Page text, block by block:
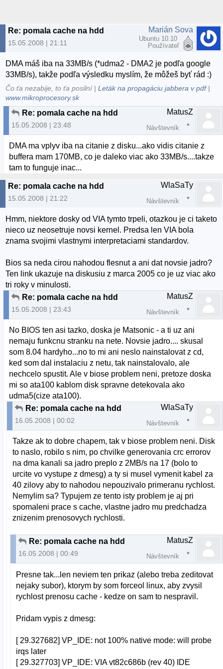
Re: pomala cache na hdd
15.05.2008 | 21:11
Marián Sova
Ubuntu 10.10
Používateľ
DMA máš iba na 33MB/s (*udma2 - DMA2 je podľa google
33MB/s), takže podľa výsledku myslím, že môžeš byť rád :)
Čo ťa nezabije, to ťa posilní |Leták na propagáciu jabbera v pdf|
www.mikroprocesory.sk
Re: pomala cache na hdd
15.05.2008 | 23:48
MatusZ
Návštevník
DMA ma vplyv iba na citanie z disku...ako vidis citanie z
buffera mam 170MB, co je daleko viac ako 33MB/s....takze
tam to funguje inac...
Re: pomala cache na hdd
15.05.2008 | 21:22
WlaSaTy
Návštevník
Hmm, niektore dosky od VIA tymto trpeli, otazkou je ci taketo
nieco uz neosetruje novsi kernel. Predsa len VIA bola
znama svojimi vlastnymi interpretaciami standardov.
Bios sa neda cirou nahodou flesnut a ani dat novsie jadro?
Ten link ukazuje na diskusiu z marca 2005 co je uz viac ako
tri roky v minulosti.
Re: pomala cache na hdd
15.05.2008 | 23:43
MatusZ
Návštevník
No BIOS ten asi tazko, doska je Matsonic - a ti uz ani
nemaju funkcnu stranku na nete. Novsie jadro.... skusal
som 8.04 hardyho...no to mi ani neslo nainstalovat z cd,
ked som dal instalaciu z netu, tak nainstalovalo, ale
nechcelo spustit. Ale v biose problem neni, pretoze doska
mi so ata100 kablom disk spravne detekovala ako
udma5(cize ata100).
Re: pomala cache na hdd
16.05.2008 | 00:02
WlaSaTy
Návštevník
Takze ak to dobre chapem, tak v biose problem neni. Disk
to naslo, robilo s nim, po chvilke generovania crc errorov
na dma kanali sa jadro preplo z 2MB/s na 17 (bolo to
urcite vo vystupe z dmesg) a ty si musel vymenit kabel za
40 zilovy aby to nahodou nepouzivalo primeranu rychlost.
Nemylim sa? Typujem ze tento isty problem je aj pri
spomaleni prace s cache, vlastne jadro mu predchadza
znizenim prenosovych rychlosti.
Re: pomala cache na hdd
16.05.2008 | 00:49
MatusZ
Návštevník
Presne tak...len neviem ten prikaz (alebo treba zeditovat
nejaky subor), ktorym by som forceol linux, aby zvysil
rychlost prenosu cache - kedze on sam to nespravil.
Pridam vypis z dmesg:
[ 29.327682] VP_IDE: not 100% native mode: will probe
irqs later
[ 29.327703] VP_IDE: VIA vt82c686b (rev 40) IDE